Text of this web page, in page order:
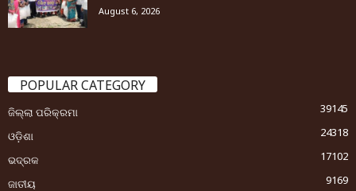
August 6, 2026
POPULAR CATEGORY
ଜିଲ୍ଲା ପରିକ୍ରମା
39145
ଓଡ଼ିଶା
24318
ଭଦ୍ରକ
17102
ଜାତୀୟ
9169